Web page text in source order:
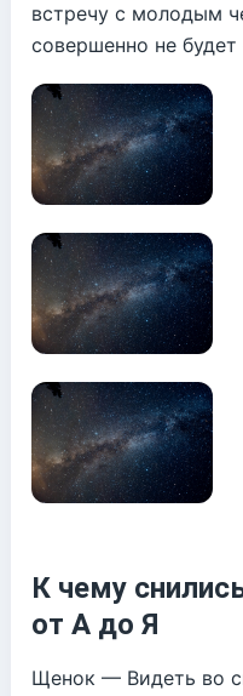
встречу с молодым
совершенно не
К чему
от А до Я
Щенок — Видеть во